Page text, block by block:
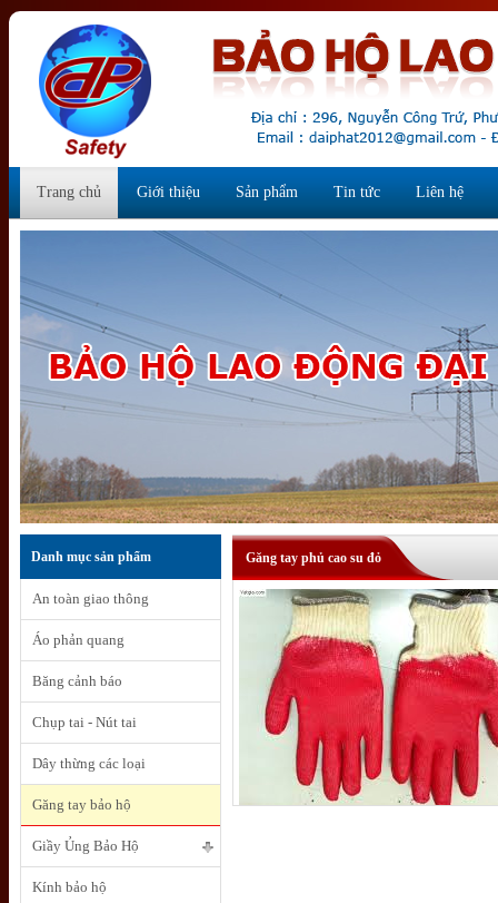
Trang chủ Giới thiệu Sản phẩm Tin tức Liên hệ
Danh mục sản phẩm
An toàn giao thông
Áo phản quang
Băng cảnh báo
Chụp tai - Nút tai
Dây thừng các loại
Găng tay bảo hộ
Giầy Ủng Bảo Hộ
Kính bảo hộ
Găng tay phủ cao su đỏ